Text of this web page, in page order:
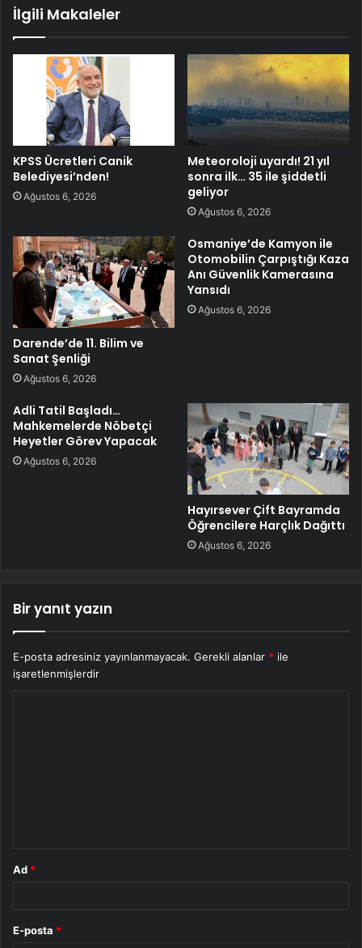
İlgili Makaleler
KPSS Ücretleri Canik
Belediyesi’nden!
Ağustos 6, 2026
Meteoroloji uyardı! 21 yıl
sonra ilk… 35 ile şiddetli
geliyor
Ağustos 6, 2026
Darende’de 11. Bilim ve
Sanat Şenliği
Ağustos 6, 2026
Osmaniye’de Kamyon ile
Otomobilin Çarpıştığı Kaza
Anı Güvenlik Kamerasına
Yansıdı
Ağustos 6, 2026
Adli Tatil Başladı…
Mahkemelerde Nöbetçi
Heyetler Görev Yapacak
Ağustos 6, 2026
Hayırsever Çift Bayramda
Öğrencilere Harçlık Dağıttı
Ağustos 6, 2026
Bir yanıt yazın
E-posta adresiniz yayınlanmayacak. Gerekli alanlar * ile
işaretlenmişlerdir
Ad *
E-posta *